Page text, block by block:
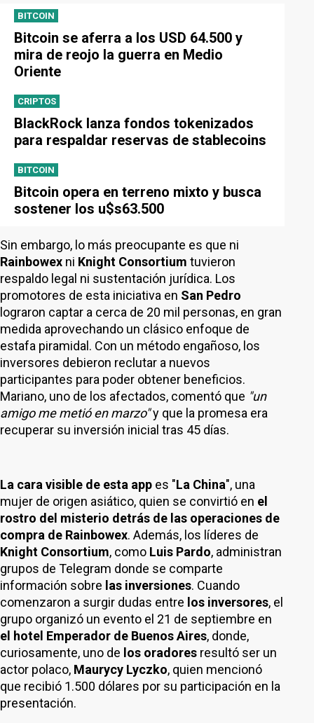
BITCOIN
Bitcoin se aferra a los USD 64.500 y
mira de reojo la guerra en Medio
Oriente
CRIPTOS
BlackRock lanza fondos tokenizados
para respaldar reservas de stablecoins
BITCOIN
Bitcoin opera en terreno mixto y busca
sostener los u$s63.500
Sin embargo, lo más preocupante es que ni
Rainbowex ni Knight Consortium tuvieron
respaldo legal ni sustentación jurídica. Los
promotores de esta iniciativa en San Pedro
lograron captar a cerca de 20 mil personas, en gran
medida aprovechando un clásico enfoque de
estafa piramidal. Con un método engañoso, los
inversores debieron reclutar a nuevos
participantes para poder obtener beneficios.
Mariano, uno de los afectados, comentó que "un
amigo me metió en marzo"y que la promesa era
recuperar su inversión inicial tras 45 días.
La cara visible de esta app es "La China", una
mujer de origen asiático, quien se convirtió en el
rostro del misterio detrás de las operaciones de
compra de Rainbowex. Además, los líderes de
Knight Consortium, como Luis Pardo, administran
grupos de Telegram donde se comparte
información sobre las inversiones. Cuando
comenzaron a surgir dudas entre los inversores, el
grupo organizó un evento el 21 de septiembre en
el hotel Emperador de Buenos Aires, donde,
curiosamente, uno de los oradores resultó ser un
actor polaco, Maurycy Lyczko, quien mencionó
que recibió 1.500 dólares por su participación en la
presentación.